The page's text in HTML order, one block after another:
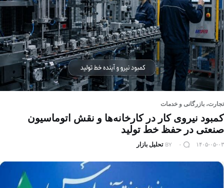
تجارت، بازرگانی و خدمات
کمبود نیروی کار در کارخانه‌ها و نقش اتوماسیون
صنعتی در حفظ خط تولید
۱۴۰۵-۰۵-۰۳ ۰ BY تحلیل بازار